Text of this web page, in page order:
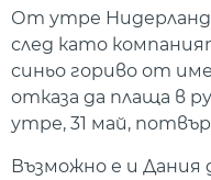
От утре
след като
синьо гориво от
отказа да плаща в
утре, 31 май,
Възможно е и